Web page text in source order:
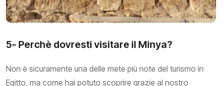
5- Perchè dovresti visitare il Minya?
Non è sicuramente una delle mete più note del turismo in
Egitto, ma come hai potuto scoprire grazie al nostro